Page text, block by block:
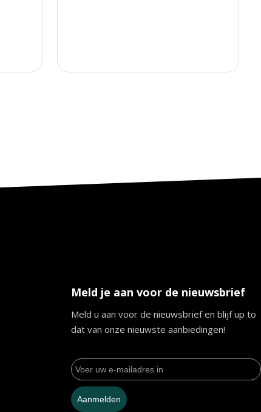
Meld je aan voor de nieuwsbrief
Meld u aan voor de nieuwsbrief en blijf up to
dat van onze nieuwste aanbiedingen!
Aanmelden